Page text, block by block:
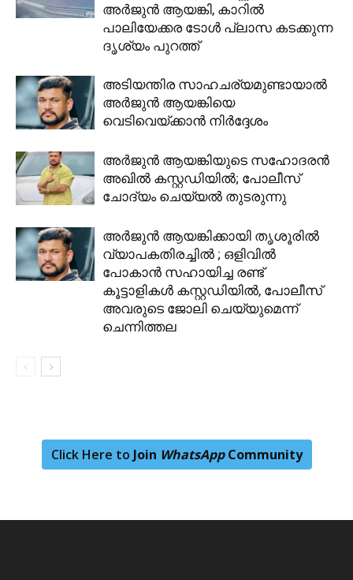
അർജുൻ ആയങ്കി, കാറിൽ
പാലിയേക്കര ടോൾ പ്ലാസ കടക്കുന്ന
ദൃശ്യം പുറത്ത്
അടിയന്തിര സാഹചര്യമുണ്ടായാൽ
അർജുൻ ആയങ്കിയെ
വെടിവെയ്ക്കാൻ നിർദ്ദേശം
അർജുൻ ആയങ്കിയുടെ സഹോദരൻ
അഖിൽ കസ്റ്റഡിയിൽ; പോലീസ്
ചോദ്യം ചെയ്യൽ തുടരുന്നു
അർജുൻ ആയങ്കിക്കായി തൃശൂരിൽ
വ്യാപകതിരച്ചിൽ ; ഒളിവില്‍
പോകാൻ സഹായിച്ച രണ്ട്
കൂട്ടാളികൾ കസ്റ്റഡിയിൽ, പോലീസ്
അവരുടെ ജോലി ചെയ്യുമെന്ന്
ചെന്നിത്തല
Click Here to Join WhatsAppCommunity